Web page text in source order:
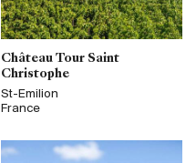
Château Tour Saint
Christophe
St-Emilion
France